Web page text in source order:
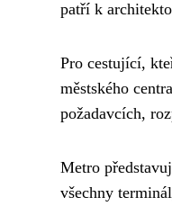
patří k
Pro cestující,
městského
požadavcích,
Metro
všechny